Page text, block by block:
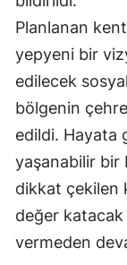
Planlanan
yepyeni bir
edilecek
bölgenin
edildi. Hayata
yaşanabilir bir
dikkat çekilen
değer katacak
vermeden